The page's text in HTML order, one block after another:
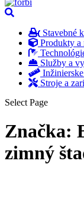
Stavebné
Produkty a
Služby a
Stroje a
Select Page
Značka:
zimný